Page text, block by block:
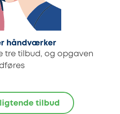
håndværker
tre tilbud, og opgaven
tilbud